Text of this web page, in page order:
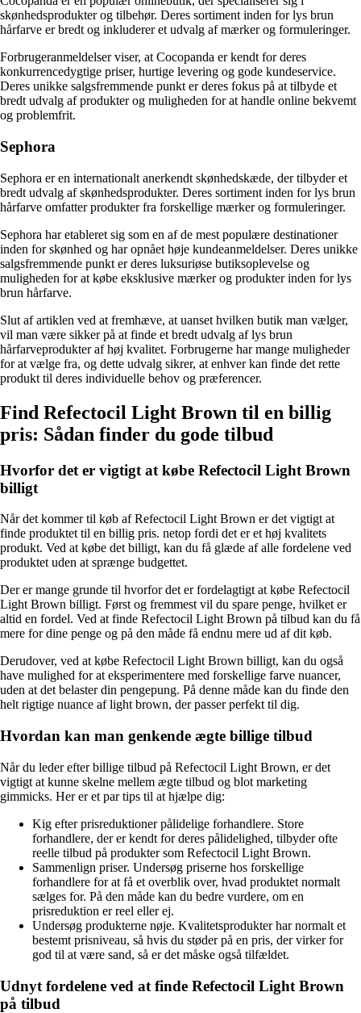
skønhedsprodukter og tilbehør. Deres sortiment inden for lys brun
hårfarve er bredt og inkluderer et udvalg af mærker og formuleringer.
Forbrugeranmeldelser viser, at Cocopanda er kendt for deres
konkurrencedygtige priser, hurtige levering og gode kundeservice.
Deres unikke salgsfremmende punkt er deres fokus på at tilbyde et
bredt udvalg af produkter og muligheden for at handle online bekvemt
og problemfrit.
Sephora
Sephora er en internationalt anerkendt skønhedskæde, der tilbyder et
bredt udvalg af skønhedsprodukter. Deres sortiment inden for lys brun
hårfarve omfatter produkter fra forskellige mærker og formuleringer.
Sephora har etableret sig som en af de mest populære destinationer
inden for skønhed og har opnået høje kundeanmeldelser. Deres unikke
salgsfremmende punkt er deres luksuriøse butiksoplevelse og
muligheden for at købe eksklusive mærker og produkter inden for lys
brun hårfarve.
Slut af artiklen ved at fremhæve, at uanset hvilken butik man vælger,
vil man være sikker på at finde et bredt udvalg af lys brun
hårfarveprodukter af høj kvalitet. Forbrugerne har mange muligheder
for at vælge fra, og dette udvalg sikrer, at enhver kan finde det rette
produkt til deres individuelle behov og præferencer.
Find Refectocil Light Brown til en billig
pris: Sådan finder du gode tilbud
Hvorfor det er vigtigt at købe Refectocil Light Brown
billigt
Når det kommer til køb af Refectocil Light Brown er det vigtigt at
finde produktet til en billig pris. netop fordi det er et høj kvalitets
produkt. Ved at købe det billigt, kan du få glæde af alle fordelene ved
produktet uden at sprænge budgettet.
Der er mange grunde til hvorfor det er fordelagtigt at købe Refectocil
Light Brown billigt. Først og fremmest vil du spare penge, hvilket er
altid en fordel. Ved at finde Refectocil Light Brown på tilbud kan du få
mere for dine penge og på den måde få endnu mere ud af dit køb.
Derudover, ved at købe Refectocil Light Brown billigt, kan du også
have mulighed for at eksperimentere med forskellige farve nuancer,
uden at det belaster din pengepung. På denne måde kan du finde den
helt rigtige nuance af light brown, der passer perfekt til dig.
Hvordan kan man genkende ægte billige tilbud
Når du leder efter billige tilbud på Refectocil Light Brown, er det
vigtigt at kunne skelne mellem ægte tilbud og blot marketing
gimmicks. Her er et par tips til at hjælpe dig:
Kig efter prisreduktioner pålidelige forhandlere. Store
forhandlere, der er kendt for deres pålidelighed, tilbyder ofte
reelle tilbud på produkter som Refectocil Light Brown.
Sammenlign priser. Undersøg priserne hos forskellige
forhandlere for at få et overblik over, hvad produktet normalt
sælges for. På den måde kan du bedre vurdere, om en
prisreduktion er reel eller ej.
Undersøg produkterne nøje. Kvalitetsprodukter har normalt et
bestemt prisniveau, så hvis du støder på en pris, der virker for
god til at være sand, så er det måske også tilfældet.
Udnyt fordelene ved at finde Refectocil Light Brown
på tilbud